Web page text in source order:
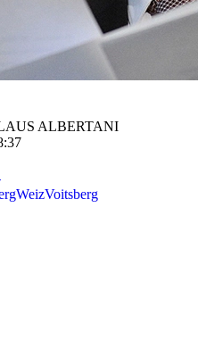
ALBERTANI
WeizVoitsberg